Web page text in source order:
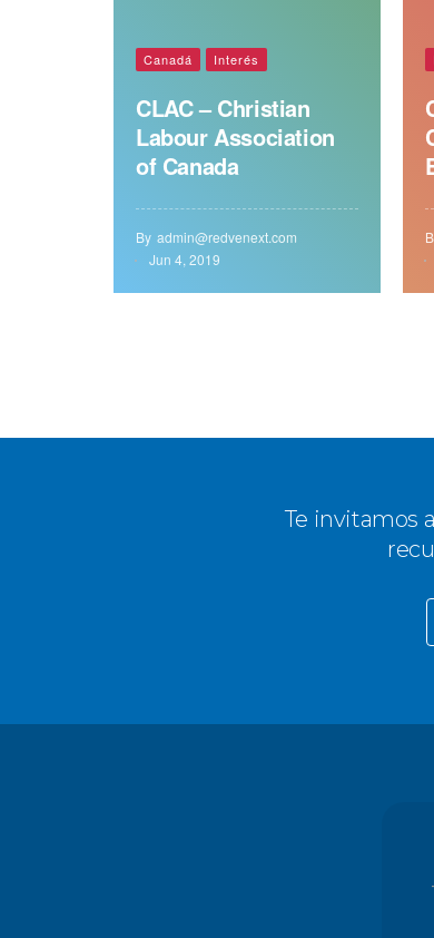
Canadá Interés
CLAC – Christian
Labour Association
of Canada
By admin@redvenext.com
Jun 4, 2019
Te invitamos